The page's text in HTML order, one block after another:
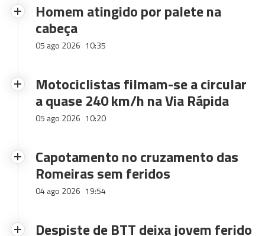
Homem atingido por palete na
cabeça
05 ago 2026 10:35
Motociclistas filmam-se a circular
a quase 240 km/h na Via Rápida
05 ago 2026 10:20
Capotamento no cruzamento das
Romeiras sem feridos
04 ago 2026 19:54
Despiste de BTT deixa jovem ferido